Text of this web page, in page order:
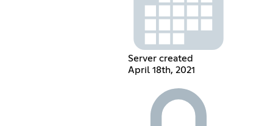
Server created
April 18th, 2021